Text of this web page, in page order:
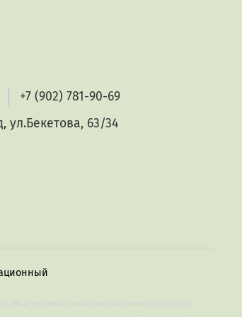
+7 (902) 781-90-69
ул.Бекетова, 63/34